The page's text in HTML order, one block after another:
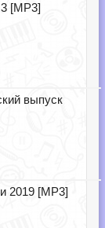
[MP3]
выпуск
2019 [MP3]